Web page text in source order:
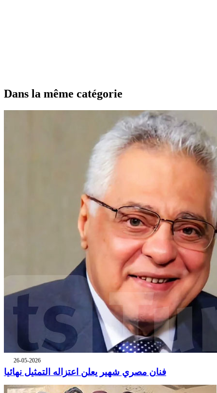
Dans la même catégorie
26-05-2026
فنان مصري شهير يعلن اعتزاله التمثيل نهائيا